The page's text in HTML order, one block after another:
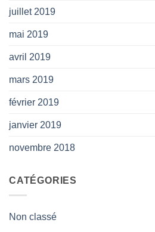
juillet 2019
mai 2019
avril 2019
mars 2019
février 2019
janvier 2019
novembre 2018
CATÉGORIES
Non classé